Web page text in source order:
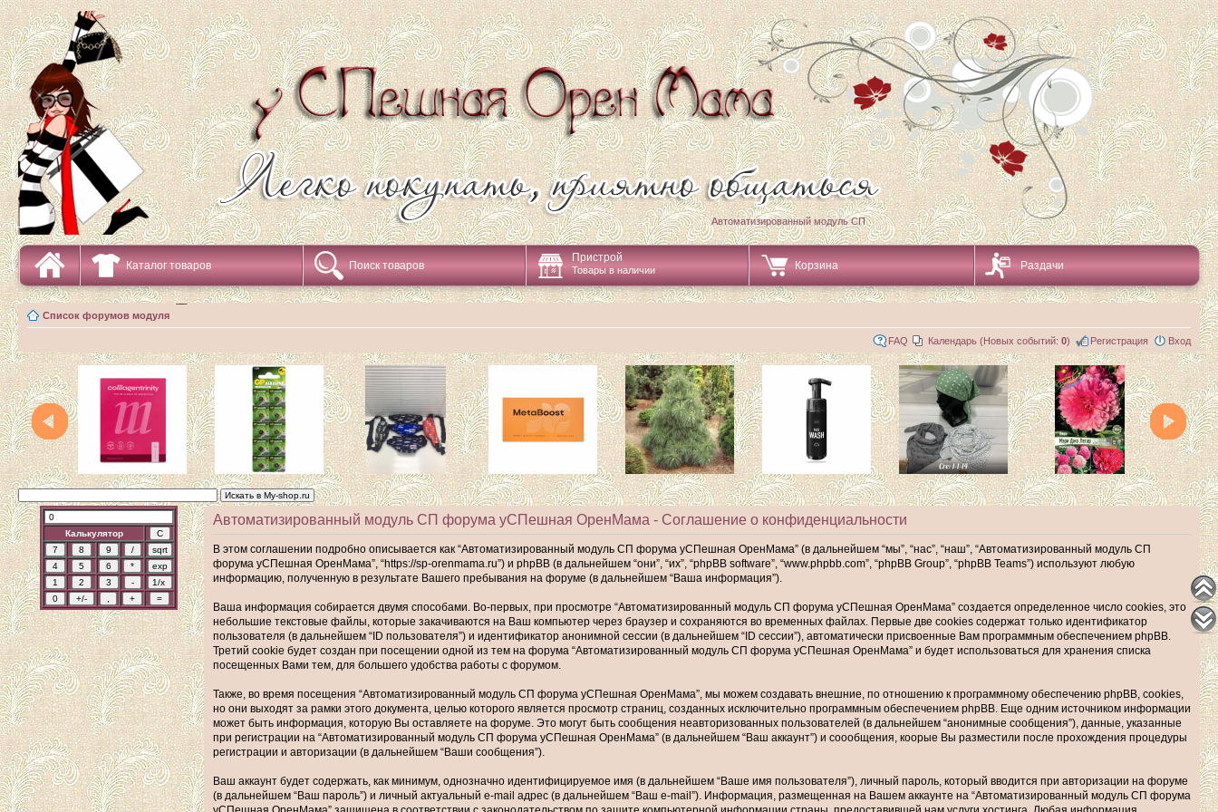
Автоматизированный модуль СП
Каталог товаров Поиск товаров
Пристрой
Товары в наличии Корзина Раздачи
Список форумов модуля
FAQ Календарь (Новых событий: 0) Регистрация Вход
Калькулятор
Автоматизированный модуль СП форума уСПешная ОренМама - Соглашение о конфиденциальности
В этом соглашении подробно описывается как “Автоматизированный модуль СП форума уСПешная ОренМама” (в дальнейшем “мы”, “нас”, “наш”, “Автоматизированный модуль СП
форума уСПешная ОренМама”, “https://sp-orenmama.ru”) и phpBB (в дальнейшем “они”, “их”, “phpBB software”, “www.phpbb.com”, “phpBB Group”, “phpBB Teams”) используют любую
информацию, полученную в результате Вашего пребывания на форуме (в дальнейшем “Ваша информация”).
Ваша информация собирается двумя способами. Во-первых, при просмотре “Автоматизированный модуль СП форума уСПешная ОренМама” создается определенное число cookies, это
небольшие текстовые файлы, которые закачиваются на Ваш компьютер через браузер и сохраняются во временных файлах. Первые две cookies содержат только идентификатор
пользователя (в дальнейшем “ID пользователя”) и идентификатор анонимной сессии (в дальнейшем “ID сессии”), автоматически присвоенные Вам программным обеспечением phpBB.
Третий cookie будет создан при посещении одной из тем на форума “Автоматизированный модуль СП форума уСПешная ОренМама” и будет использоваться для хранения списка
посещенных Вами тем, для большего удобства работы с форумом.
Также, во время посещения “Автоматизированный модуль СП форума уСПешная ОренМама”, мы можем создавать внешние, по отношению к программному обеспечению phpBB, cookies,
но они выходят за рамки этого документа, целью которого является просмотр страниц, созданных исключительно программным обеспечением phpBB. Еще одним источником информации
может быть информация, которую Вы оставляете на форуме. Это могут быть сообщения неавторизованных пользователей (в дальнейшем “анонимные сообщения”), данные, указанные
при регистрации на “Автоматизированный модуль СП форума уСПешная ОренМама” (в дальнейшем “Ваш аккаунт”) и соообщения, коорые Вы разместили после прохождения процедуры
регистрации и авторизации (в дальнейшем “Ваши сообщения”).
Ваш аккаунт будет содержать, как минимум, однозначно идентифицируемое имя (в дальнейшем “Ваше имя пользователя”), личный пароль, который вводится при авторизации на форуме
(в дальнейшем “Ваш пароль”) и личный актуальный e-mail адрес (в дальнейшем “Ваш e-mail”). Информация, размещенная на Вашем аккаунте на “Автоматизированный модуль СП форума